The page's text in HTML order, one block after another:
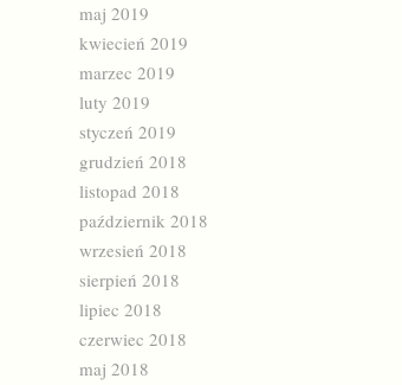
maj 2019
kwiecień 2019
marzec 2019
luty 2019
styczeń 2019
grudzień 2018
listopad 2018
październik 2018
wrzesień 2018
sierpień 2018
lipiec 2018
czerwiec 2018
maj 2018